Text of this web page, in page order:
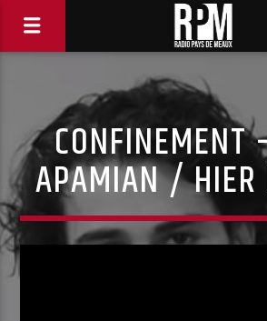
CONFINEMENT
APAMIAN / HIER